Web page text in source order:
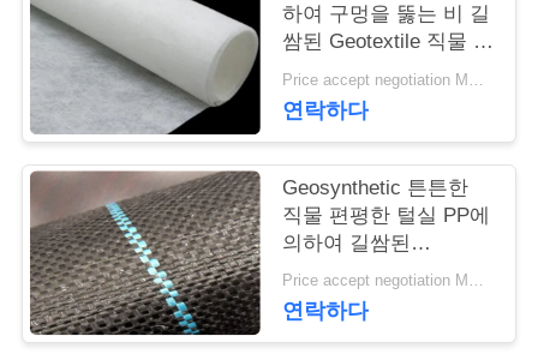
인
용
문
을
하여 구멍을 뚫는 비 길
쌈된 Geotextile 직물 비
길쌈된 반대로 - 산화 Price accept negotiation MOQ:100sq.m.
연락하다
Geosynthetic 튼튼한
직물 편평한 털실 PP에
의하여 길쌈된
Geotextile는을 위한 잔
디를 성장합니다 막습
니다
Price accept negotiation MOQ:1000 sq.m.
연락하다